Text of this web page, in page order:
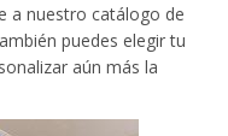
a nuestro catálogo de
puedes elegir tu
aún más la